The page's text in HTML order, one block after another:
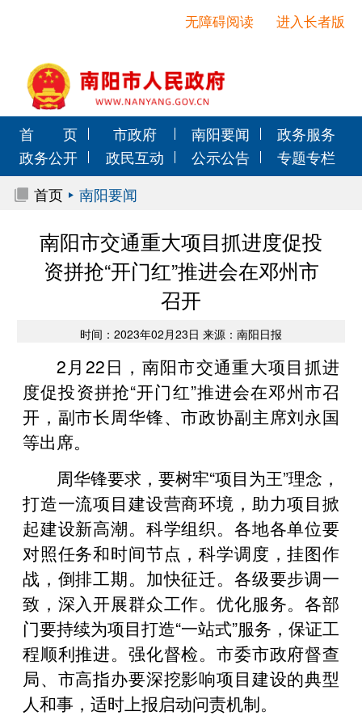
进入长者版
无障碍阅读
首 页 市政府 南阳要闻
政务服务
政务公开
政民互动 公示公告
专题专栏
首页
南阳要闻
南阳市交通重大项目抓进度促投
资拼抢“开门红”推进会在邓州市
召开
时间：2023年02月23日 来源：南阳日报
2月22日，南阳市交通重大项目抓进
度促投资拼抢“开门红”推进会在邓州市召
开，副市长周华锋、市政协副主席刘永国
等出席。
周华锋要求，要树牢“项目为王”理念，
打造一流项目建设营商环境，助力项目掀
起建设新高潮。科学组织。各地各单位要
对照任务和时间节点，科学调度，挂图作
战，倒排工期。加快征迁。各级要步调一
致，深入开展群众工作。优化服务。各部
门要持续为项目打造“一站式”服务，保证工
程顺利推进。强化督检。市委市政府督查
局、市高指办要深挖影响项目建设的典型
人和事，适时上报启动问责机制。